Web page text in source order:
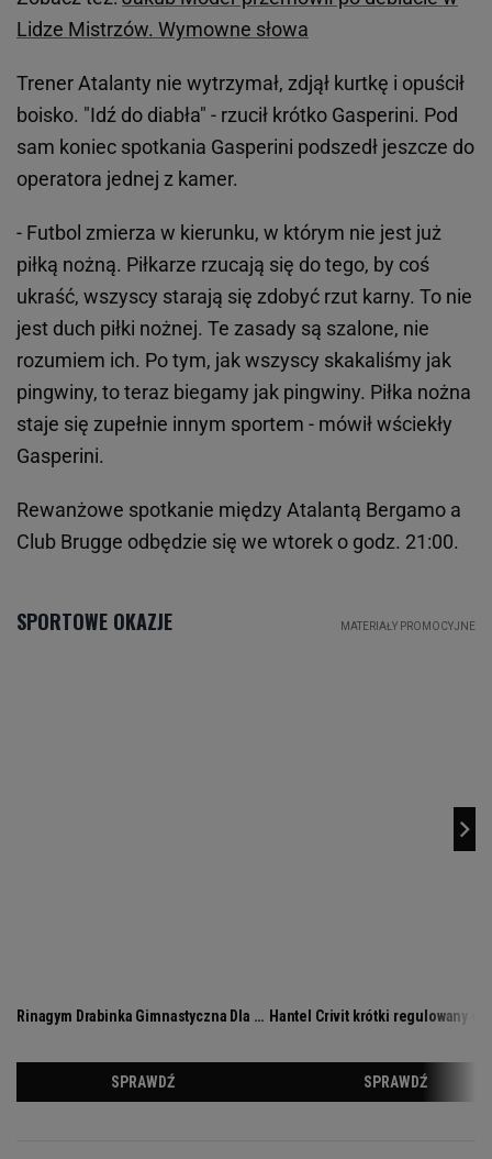
Lidze Mistrzów. Wymowne słowa
Trener Atalanty nie wytrzymał, zdjął kurtkę i opuścił
boisko. "Idź do diabła" - rzucił krótko Gasperini. Pod
sam koniec spotkania Gasperini podszedł jeszcze do
operatora jednej z kamer.
- Futbol zmierza w kierunku, w którym nie jest już
piłką nożną. Piłkarze rzucają się do tego, by coś
ukraść, wszyscy starają się zdobyć rzut karny. To nie
jest duch piłki nożnej. Te zasady są szalone, nie
rozumiem ich. Po tym, jak wszyscy skakaliśmy jak
pingwiny, to teraz biegamy jak pingwiny. Piłka nożna
staje się zupełnie innym sportem - mówił wściekły
Gasperini.
Rewanżowe spotkanie między Atalantą Bergamo a
Club Brugge odbędzie się we wtorek o godz. 21:00.